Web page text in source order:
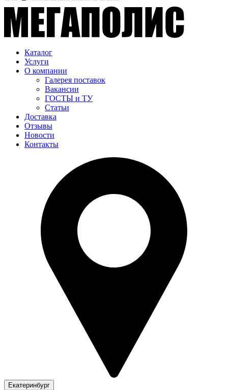
Каталог
Услуги
О компании
Галерея поставок
Вакансии
ГОСТЫ и ТУ
Статьи
Доставка
Отзывы
Новости
Контакты
Екатеринбург